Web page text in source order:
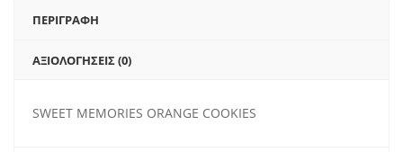
ΠΕΡΙΓΡΑΦΉ
ΑΞΙΟΛΟΓΉΣΕΙΣ (0)
SWEET MEMORIES ORANGE COOKIES